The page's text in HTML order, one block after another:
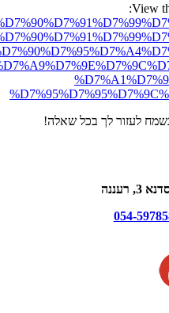
View
לעזור לך בכל שאלה!
רעננה
054-